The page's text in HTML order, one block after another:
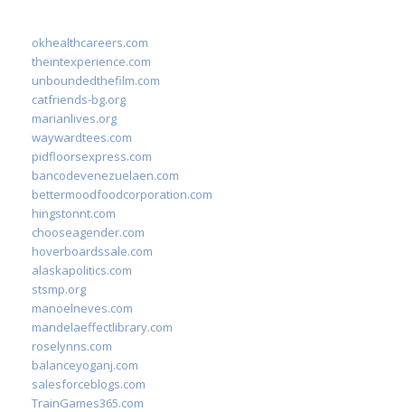
okhealthcareers.com
theintexperience.com
unboundedthefilm.com
catfriends-bg.org
marianlives.org
waywardtees.com
pidfloorsexpress.com
bancodevenezuelaen.com
bettermoodfoodcorporation.com
hingstonnt.com
chooseagender.com
hoverboardssale.com
alaskapolitics.com
stsmp.org
manoelneves.com
mandelaeffectlibrary.com
roselynns.com
balanceyoganj.com
salesforceblogs.com
TrainGames365.com